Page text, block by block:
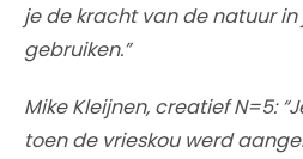
je de kracht van de natuur
gebruiken.”
Mike Kleijnen, creatief N=5:
toen de vrieskou werd